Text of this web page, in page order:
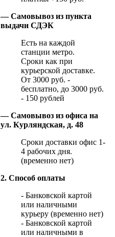
— Самовывоз из пункта
выдачи СДЭК
Есть на каждой
станции метро.
Сроки как при
курьерской доставке.
От 3000 руб. -
бесплатно, до 3000 руб.
- 150 рублей
— Самовывоз из офиса на
ул. Курляндская, д. 48
Сроки доставки офис 1-
4 рабочих дня.
(временно нет)
2. Способ оплаты
- Банковской картой
или наличными
курьеру (временно нет)
- Банковской картой
или наличными в